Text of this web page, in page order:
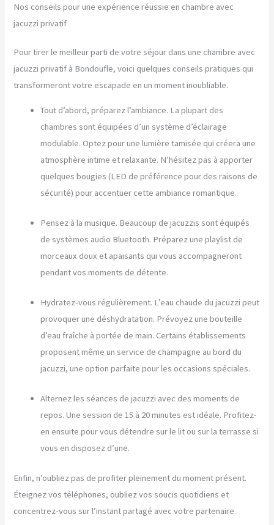
Nos conseils pour une expérience réussie en chambre avec
jacuzzi privatif
Pour tirer le meilleur parti de votre séjour dans une chambre avec
jacuzzi privatif à Bondoufle, voici quelques conseils pratiques qui
transformeront votre escapade en un moment inoubliable.
Tout d’abord, préparez l’ambiance. La plupart des
chambres sont équipées d’un système d’éclairage
modulable. Optez pour une lumière tamisée qui créera une
atmosphère intime et relaxante. N’hésitez pas à apporter
quelques bougies (LED de préférence pour des raisons de
sécurité) pour accentuer cette ambiance romantique.
Pensez à la musique. Beaucoup de jacuzzis sont équipés
de systèmes audio Bluetooth. Préparez une playlist de
morceaux doux et apaisants qui vous accompagneront
pendant vos moments de détente.
Hydratez-vous régulièrement. L’eau chaude du jacuzzi peut
provoquer une déshydratation. Prévoyez une bouteille
d’eau fraîche à portée de main. Certains établissements
proposent même un service de champagne au bord du
jacuzzi, une option parfaite pour les occasions spéciales.
Alternez les séances de jacuzzi avec des moments de
repos. Une session de 15 à 20 minutes est idéale. Profitez-
en ensuite pour vous détendre sur le lit ou sur la terrasse si
vous en disposez d’une.
Enfin, n’oubliez pas de profiter pleinement du moment présent.
Éteignez vos téléphones, oubliez vos soucis quotidiens et
concentrez-vous sur l’instant partagé avec votre partenaire.